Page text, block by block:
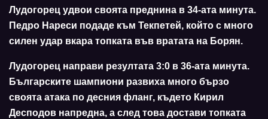
Лудогорец удвои своята преднина в 34-ата минута.
Педро Нареси подаде към Текпетей, който с много
силен удар вкара топката във вратата на Борян.
Лудогорец направи резултата 3:0 в 36-ата минута.
Българските шампиони развиха много бързо
своята атака по десния фланг, където Кирил
Десподов напредна, а след това достави топката